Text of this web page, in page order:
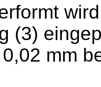
(3)
mm